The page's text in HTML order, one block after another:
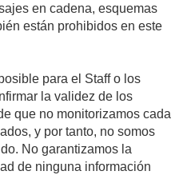
en cadena, esquemas
están prohibidos en este
para el Staff o los
la validez de los
que no monitorizamos cada
y por tanto, no somos
No garantizamos la
de ninguna información